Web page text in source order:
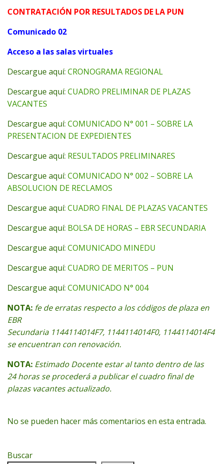
CONTRATACIÓN POR RESULTADOS DE LA PUN
Comunicado 02
Acceso a las salas virtuales
Descargue aquí: CRONOGRAMA REGIONAL
Descargue aquí: CUADRO PRELIMINAR DE PLAZAS
VACANTES
Descargue aquí: COMUNICADO N° 001 – SOBRE LA
PRESENTACION DE EXPEDIENTES
Descargue aquí: RESULTADOS PRELIMINARES
Descargue aquí: COMUNICADO N° 002 – SOBRE LA
ABSOLUCION DE RECLAMOS
Descargue aquí: CUADRO FINAL DE PLAZAS VACANTES
Descargue aquí: BOLSA DE HORAS – EBR SECUNDARIA
Descargue aquí: COMUNICADO MINEDU
Descargue aquí: CUADRO DE MERITOS – PUN
Descargue aquí: COMUNICADO N° 004
NOTA: fe de erratas respecto a los códigos de plaza en
EBR
Secundaria 1144114014F7, 1144114014F0, 1144114014F4
se encuentran con renovación.
NOTA: Estimado Docente estar al tanto dentro de las
24 horas se procederá a publicar el cuadro final de
plazas vacantes actualizado.
No se pueden hacer más comentarios en esta entrada.
Buscar